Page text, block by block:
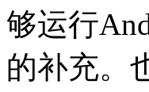
够运行
的补充。